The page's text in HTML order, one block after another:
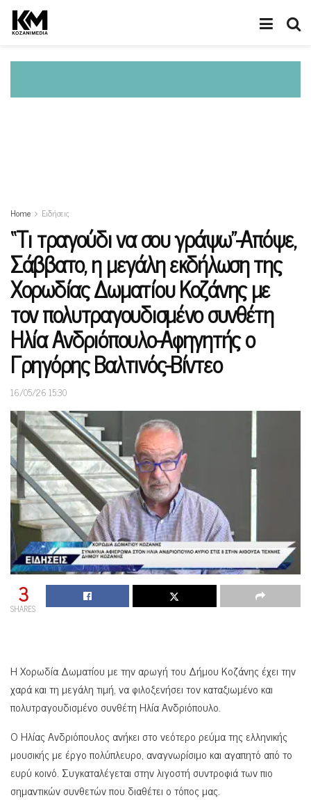
Home Ειδήσεις
“Τι τραγούδι να σου γράψω”-Απόψε,
Σάββατο, η μεγάλη εκδήλωση της
Χορωδίας Δωματίου Κοζάνης με
τον πολυτραγουδισμένο συνθέτη
Ηλία Ανδριόπουλο-Αφηγητής ο
Γρηγόρης Βαλτινός-Βίντεο
16/05/26 15:30
3
SHARES
Η Χορωδία Δωματίου με την αρωγή του Δήμου Κοζάνης έχει την
χαρά και τη μεγάλη τιμή, να φιλοξενήσει τον καταξιωμένο και
πολυτραγουδισμένο συνθέτη Ηλία Ανδριόπουλο.
Ο Ηλίας Ανδριόπουλος ανήκει στο νεότερο ρεύμα της ελληνικής
μουσικής με έργο πολύπλευρο, αναγνωρίσιμο και αγαπητό από το
ευρύ κοινό. Συγκαταλέγεται στην λιγοστή συντροφιά των πιο
σημαντικών συνθετών που διαθέτει ο τόπος μας.